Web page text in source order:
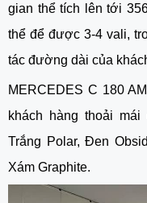
gian thể tích lên tới
thể để được 3-4 vali,
tác đường dài của
MERCEDES C 180
khách hàng thoải
Trắng Polar, Đen
Xám Graphite.